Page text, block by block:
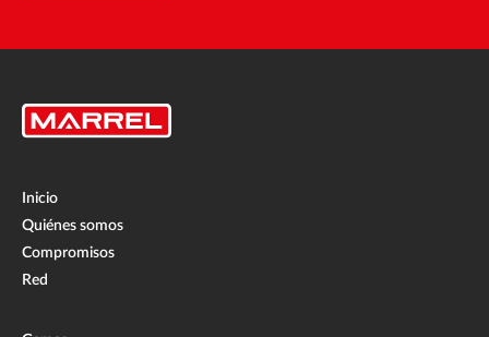
Inicio
Quiénes somos
Compromisos
Red